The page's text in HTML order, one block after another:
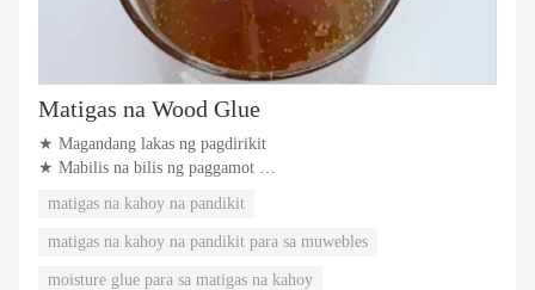
Matigas na Wood Glue
★ Magandang lakas ng pagdirikit
★ Mabilis na bilis ng paggamot
matigas na kahoy na pandikit
matigas na kahoy na pandikit para sa muwebles
moisture glue para sa matigas na kahoy